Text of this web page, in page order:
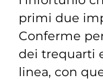
primi due
Conferme
dei trequarti
linea, con